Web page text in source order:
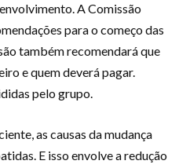
A Comissão
para o começo das
também recomendará que
e quem deverá pagar.
pelo grupo.
as causas da mudança
E isso envolve a redução